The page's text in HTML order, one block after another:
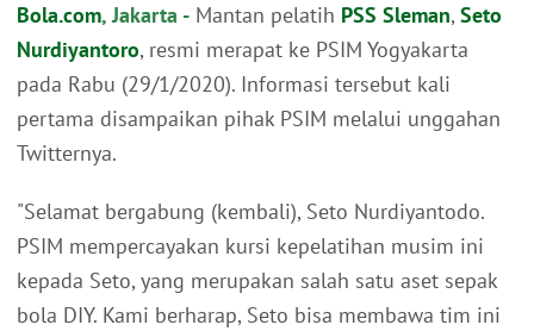
Bola.com, Jakarta - Mantan pelatih PSS Sleman, Seto
Nurdiyantoro, resmi merapat ke PSIM Yogyakarta
pada Rabu (29/1/2020). Informasi tersebut kali
pertama disampaikan pihak PSIM melalui unggahan
Twitternya.
"Selamat bergabung (kembali), Seto Nurdiyantodo.
PSIM mempercayakan kursi kepelatihan musim ini
kepada Seto, yang merupakan salah satu aset sepak
bola DIY. Kami berharap, Seto bisa membawa tim ini